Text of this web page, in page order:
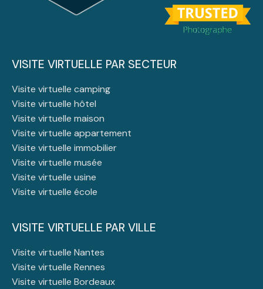
VISITE VIRTUELLE PAR SECTEUR
Visite virtuelle camping
Visite virtuelle hôtel
Visite virtuelle maison
Visite virtuelle appartement
Visite virtuelle immobilier
Visite virtuelle musée
Visite virtuelle usine
Visite virtuelle école
VISITE VIRTUELLE PAR VILLE
Visite virtuelle Nantes
Visite virtuelle Rennes
Visite virtuelle Bordeaux